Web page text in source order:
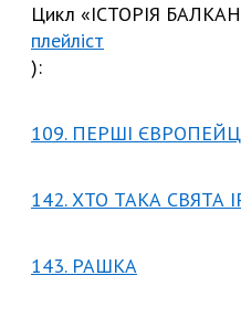
Цикл «ІСТОРІЯ
плейліст
):
109. ПЕРШІ
142. ХТО ТАКА СВЯТА
143. РАШКА